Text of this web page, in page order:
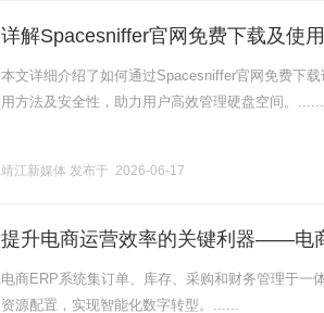
详解Spacesniffer官网免费下载及使
本文详细介绍了如何通过Spacesniffer官网免费下
用方法及安全性，助力用户高效管理硬盘空间。......
靖江新媒体 发布于 2026-06-17
提升电商运营效率的关键利器——电
电商ERP系统集订单、库存、采购和财务管理于一
资源配置，实现智能化数字转型。......